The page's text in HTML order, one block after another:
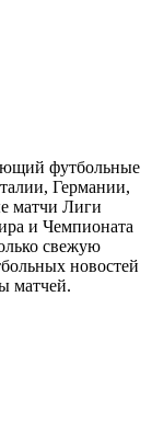
футбольные
Германии,
матчи Лиги
и Чемпионата
свежую
новостей
матчей.